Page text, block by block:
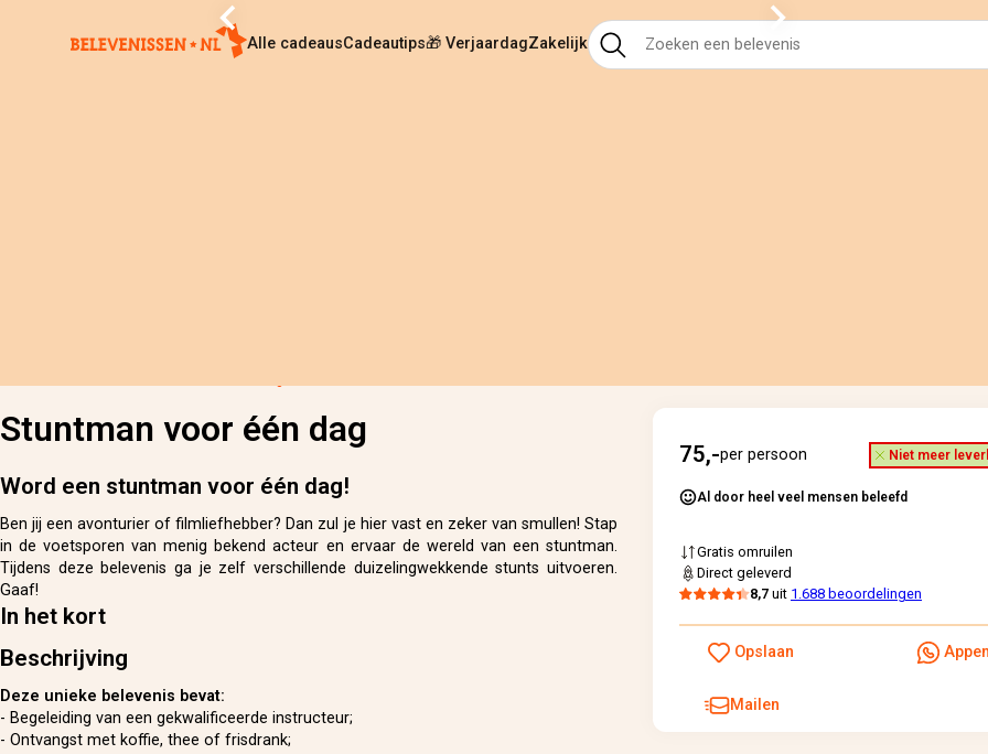
Alle cadeausCadeautips🎁 VerjaardagZakelijk
Stuntman voor één dag
Word een stuntman voor één dag!
Ben jij een avonturier of filmliefhebber? Dan zul je hier vast en zeker van smullen! Stap
in de voetsporen van menig bekend acteur en ervaar de wereld van een stuntman.
Tijdens deze belevenis ga je zelf verschillende duizelingwekkende stunts uitvoeren.
Gaaf!
In het kort
Beschrijving
Deze unieke belevenis bevat:
- Begeleiding van een gekwalificeerde instructeur;
- Ontvangst met koffie, thee of frisdrank;
75,-per persoon Niet meer
Al door heel veel mensen beleefd
Gratis omruilen
Direct geleverd
8,7 uit 1.688 beoordelingen
Opslaan
Mailen